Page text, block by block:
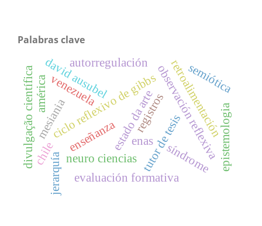
Palabras clave
observación reflexiva
ciclo reflexivo de gibbs
enseñanza
mesiania
síndrome
tutor de tesis
neuro ciencias
divulgação científica enas
estado da arte
david ausubel
evaluación formativa
retroalimentación
autorregulación
epistemologia
registros
semiótica
jerarquía
américavenezuela
chile